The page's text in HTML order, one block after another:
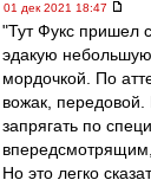
01 дек 2021 18:47
"Тут Фукс пришел
эдакую небольшую
мордочкой. По
вожак,
запрягать по
впередсмотрящим,
Но это легко